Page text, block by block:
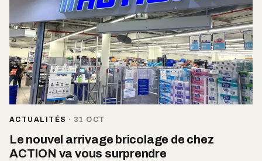
ACTUALITÉS · 31 OCT
Le nouvel arrivage bricolage de chez
ACTION va vous surprendre